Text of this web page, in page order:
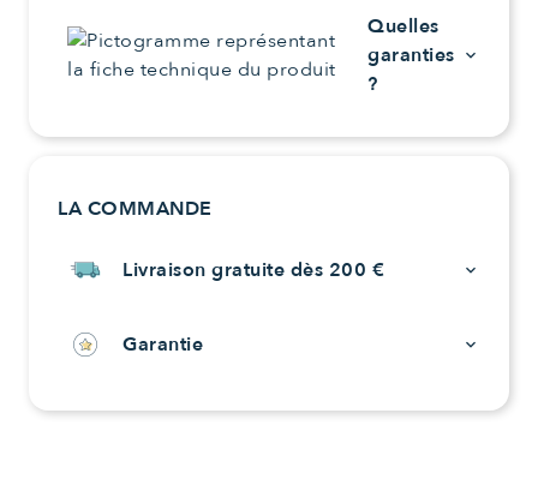
Quelles
garanties
?
keyboard_arrow_down
LA COMMANDE
Livraison gratuite dès 200 € keyboard_arrow_down
Garantie keyboard_arrow_down